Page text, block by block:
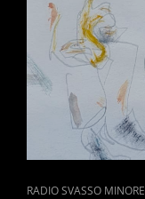
CAT
RADIO SVASSO MINORE